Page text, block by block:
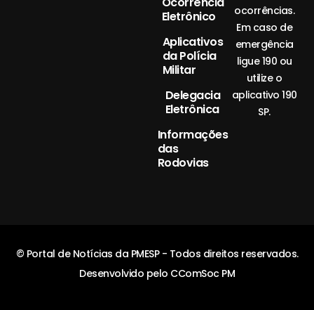
Eletrônico
Aplicativos
da Polícia
Militar
Delegacia
Eletrônica
Informações
das
Rodovias
ocorrências.
Em caso de
emergência
ligue 190 ou
utilize o
aplicativo 190
SP.
© Portal de Notícias da PMESP - Todos direitos reservados.
Desenvolvido pelo CComSoc PM